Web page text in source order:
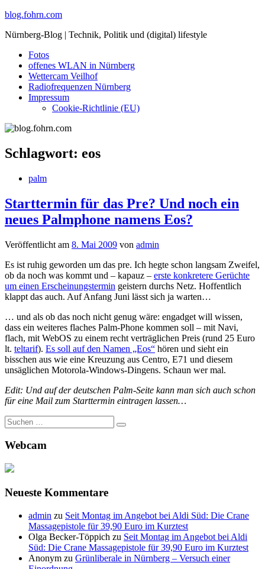
Skip
content
blog.fohrn.com
Nürnberg-Blog | Technik, Politik und (digital) lifestyle
Fotos
offenes WLAN in Nürnberg
Wettercam Veilhof
Radiofrequenzen Nürnberg
Impressum
Cookie-Richtlinie (EU)
Schlagwort: eos
palm
Starttermin für das Pre? Und noch ein
neues Palmphone namens Eos?
Veröffentlicht am 8. Mai 2009 von admin
Es ist ruhig geworden um das pre. Ich hegte schon langsam Zweifel,
ob da noch was kommt und – kapauz – erste konkretere Gerüchte
um einen Erscheinungstermin geistern durchs Netz. Hoffentlich
klappt das auch. Auf Anfang Juni lässt sich ja warten…
… und als ob das noch nicht genug wäre: engadget will wissen,
dass ein weiteres flaches Palm-Phone kommen soll – mit Navi,
flach, mit WebOS zu einem recht verträglichen Preis (rund 25 Euro
lt. teltarif). Es soll auf den Namen „Eos“ hören und sieht ein
bisschen aus wie eine Kreuzung aus Centro, E71 und diesem
unsäglichen Motorola-Windows-Dingens. Schaun wer mal.
Edit: Und auf der deutschen Palm-Seite kann man sich auch schon
für eine Mail zum Starttermin eintragen lassen…
Suche
nach:
Webcam
Neueste Kommentare
admin zu Seit Montag im Angebot bei Aldi Süd: Die Crane
Massagepistole für 39,90 Euro im Kurztest
Olga Becker-Töppich zu Seit Montag im Angebot bei Aldi
Süd: Die Crane Massagepistole für 39,90 Euro im Kurztest
Anonym zu Grünliberale in Nürnberg – Versuch einer